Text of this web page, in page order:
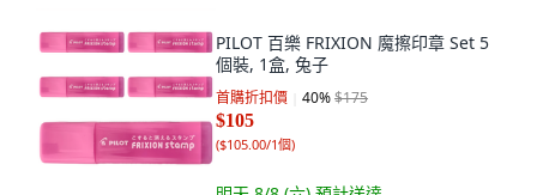
PILOT 百樂 FRIXION 魔擦印章 Set 5
個裝, 1盒, 兔子
首購折扣價 40%$175
$105
($105.00/1個)